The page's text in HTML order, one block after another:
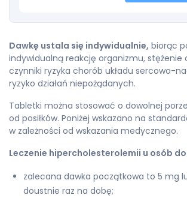
Dawkę ustala się indywidualnie, biorąc
indywidualną reakcję organizmu, stężenie
czynniki ryzyka chorób układu sercowo-
ryzyko działań niepożądanych.
Tabletki można stosować o dowolnej
od posiłków. Poniżej wskazano na
w zależności od wskazania medycznego.
Leczenie hipercholesterolemii u osób
zalecana dawka początkowa to 5 mg
doustnie raz na dobę;